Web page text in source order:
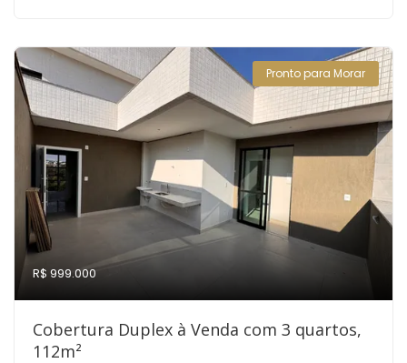
Pronto para Morar
R$ 999.000
Cobertura Duplex à Venda com 3 quartos,
112m²